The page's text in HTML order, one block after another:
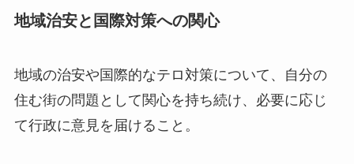
地域治安と国際対策への関心
地域の治安や国際的なテロ対策について、自分の
住む街の問題として関心を持ち続け、必要に応じ
て行政に意見を届けること。